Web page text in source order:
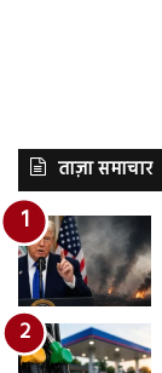
ताज़ा समाचार